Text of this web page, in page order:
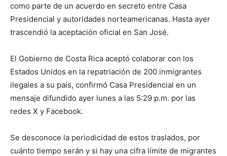
como parte de un acuerdo en secreto entre Casa
Presidencial y autoridades norteamericanas. Hasta ayer
trascendió la aceptación oficial en San José.
El Gobierno de Costa Rica aceptó colaborar con los
Estados Unidos en la repatriación de 200 inmigrantes
ilegales a su país, confirmó Casa Presidencial en un
mensaje difundido ayer lunes a las 5:29 p.m. por las
redes X y Facebook.
Se desconoce la periodicidad de estos traslados, por
cuánto tiempo serán y si hay una cifra límite de migrantes